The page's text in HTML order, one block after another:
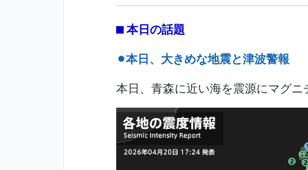
⬛︎ 本日の話題
⚫︎本日、大きめな地震と津波警報
本日、青森に近い海を震源にマグ